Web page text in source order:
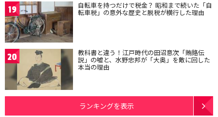
19 自転車を持つだけで税金？ 昭和まで続いた「自
転車税」の意外な歴史と脱税が横行した理由
20 教科書と違う！江戸時代の田沼意次「賄賂伝
説」の嘘と、水野忠邦が「大奥」を敵に回した
本当の理由
ランキングを表示